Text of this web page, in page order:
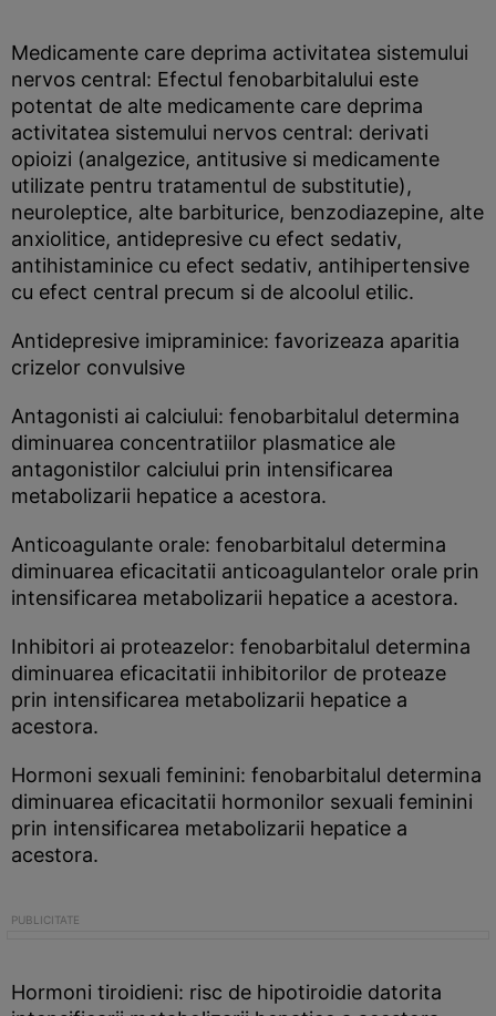
Medicamente care deprima activitatea sistemului
nervos central: Efectul fenobarbitalului este
potentat de alte medicamente care deprima
activitatea sistemului nervos central: derivati
opioizi (analgezice, antitusive si medicamente
utilizate pentru tratamentul de substitutie),
neuroleptice, alte barbiturice, benzodiazepine, alte
anxiolitice, antidepresive cu efect sedativ,
antihistaminice cu efect sedativ, antihipertensive
cu efect central precum si de alcoolul etilic.
Antidepresive imipraminice: favorizeaza aparitia
crizelor convulsive
Antagonisti ai calciului: fenobarbitalul determina
diminuarea concentratiilor plasmatice ale
antagonistilor calciului prin intensificarea
metabolizarii hepatice a acestora.
Anticoagulante orale: fenobarbitalul determina
diminuarea eficacitatii anticoagulantelor orale prin
intensificarea metabolizarii hepatice a acestora.
Inhibitori ai proteazelor: fenobarbitalul determina
diminuarea eficacitatii inhibitorilor de proteaze
prin intensificarea metabolizarii hepatice a
acestora.
Hormoni sexuali feminini: fenobarbitalul determina
diminuarea eficacitatii hormonilor sexuali feminini
prin intensificarea metabolizarii hepatice a
acestora.
Hormoni tiroidieni: risc de hipotiroidie datorita